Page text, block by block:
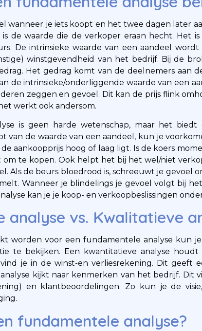
wanneer je iets koopt en het twee dagen later
de waarde die de verkoper eraan hecht. Het
De intrinsieke waarde van een aandeel
winstgevendheid van het bedrijf. Bij de
Het gedrag komt van de deelnemers aan
de intrinsieke/onderliggende waarde van een
zeggen en gevoel. Dit kan de prijs flink
werkt ook andersom.
is geen harde wetenschap, maar het
van de waarde van een aandeel, kun je
aankoopprijs hoog of laag ligt. Is de koers
om te kopen. Ook helpt het bij het wel/niet
Als de beurs bloedrood is, schreeuwt je
Wanneer je blindelings je gevoel volgt bij
kan je je koop- en verkoopbeslissingen
analyse vs. Kwalitatieve
worden voor een fundamentele analyse kun
te bekijken. Een kwantitatieve analyse
je in de winst-en verliesrekening. Dit geeft
kijkt naar kenmerken van het bedrijf. Dit
en klantbeoordelingen. Zo kun je de
fundamentele analyse?